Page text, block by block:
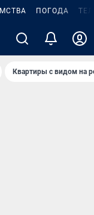
ПОГОДА
Квартиры с видом на